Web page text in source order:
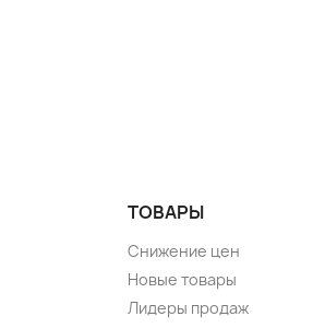
ТОВАРЫ
Снижение цен
Новые товары
Лидеры продаж